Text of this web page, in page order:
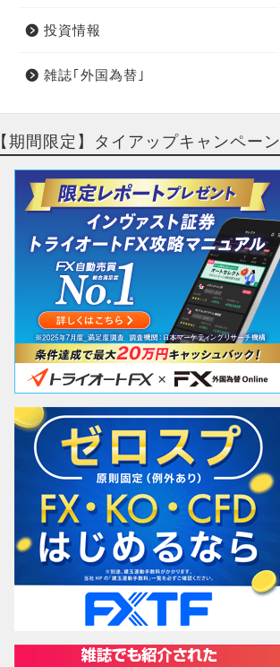
投資情報
雑誌｢外国為替｣
【期間限定】タイアップキャンペーン